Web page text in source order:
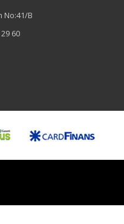
No:41/B
60